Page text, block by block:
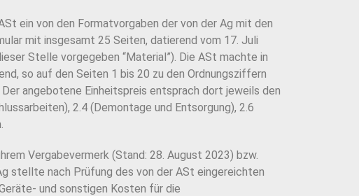
ein von den Formatvorgaben der von der Ag mit den
mit insgesamt 25 Seiten, datierend vom 17. Juli
Stelle vorgegeben “Material”). Die ASt machte in
so auf den Seiten 1 bis 20 zu den Ordnungsziffern
angebotene Einheitspreis entsprach dort jeweils den
2.4 (Demontage und Entsorgung), 2.6
Vergabevermerk (Stand: 28. August 2023) bzw.
stellte nach Prüfung des von der ASt eingereichten
und sonstigen Kosten für die